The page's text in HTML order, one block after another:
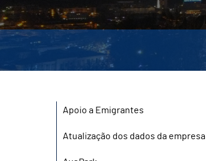
Apoio a Emigrantes
Atualização dos dados da empresa